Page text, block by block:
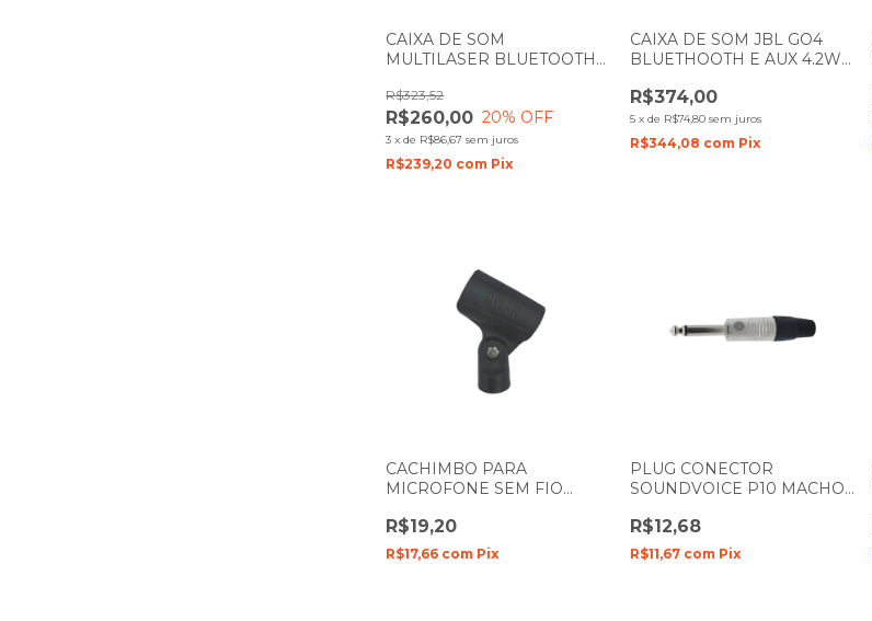
CAIXA DE SOM
MULTILASER BLUETOOTH
SP349
R$260,00
R$323,52
20% OFF
3 xde R$86,67 sem juros
R$239,20 com Pix
CAIXA DE SOM JBL GO4
BLUETHOOTH E AUX 4.2W
R$374,00
5 x de R$74,80 sem juros
R$344,08 com Pix
CACHIMBO PARA
MICROFONE SEM FIO
R$19,20
R$17,66 com Pix
PLUG CONECTOR
SOUNDVOICE P10 MACHO
BORRACHA TS P10-MN
R$12,68
R$11,67 com Pix